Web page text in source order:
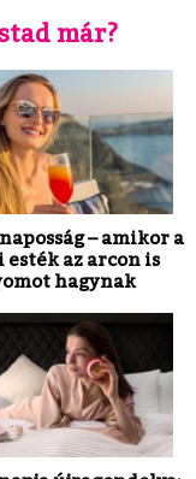
már?
– amikor a
esték az arcon is
hagynak